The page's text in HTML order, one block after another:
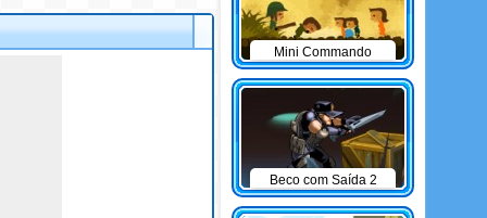
Mini Commando
Beco com Saída 2